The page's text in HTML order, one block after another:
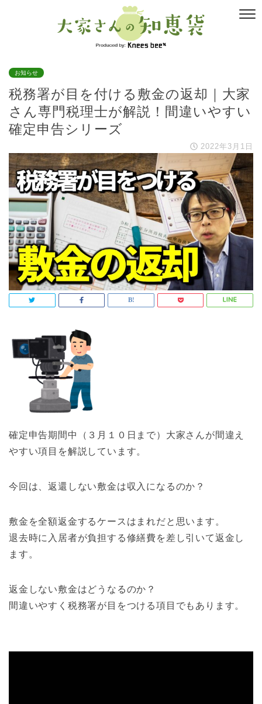
お知らせ
税務署が目を付ける敷金の返却｜大家
さん専門税理士が解説！間違いやすい
確定申告シリーズ
2022年3月1日
確定申告期間中（３月１０日まで）大家さんが間違え
やすい項目を解説しています。
今回は、返還しない敷金は収入になるのか？
敷金を全額返金するケースはまれだと思います。
退去時に入居者が負担する修繕費を差し引いて返金し
ます。
返金しない敷金はどうなるのか？
間違いやすく税務署が目をつける項目でもあります。